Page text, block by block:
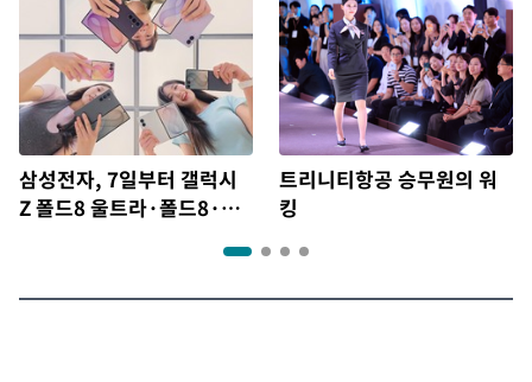
삼성전자, 7일부터 갤럭시
Z 폴드8 울트라·폴드8·플
트리니티항공 승무원의 워
킹